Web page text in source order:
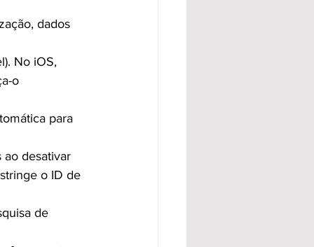
dados
No iOS,
o
para
desativar
o ID de
de